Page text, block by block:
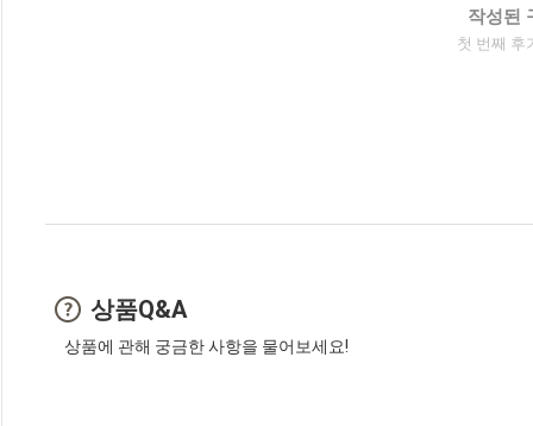
작성된
첫 번째 후
상품Q&A
상품에 관해 궁금한 사항을 물어보세요!